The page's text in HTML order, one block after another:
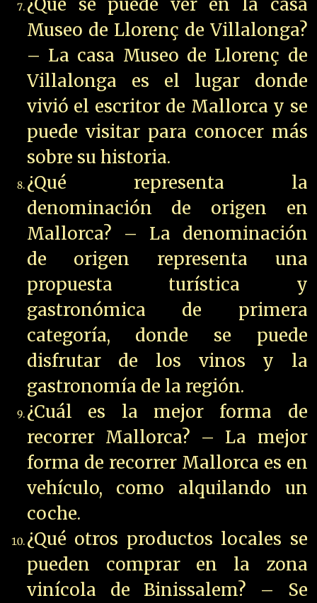
¿Qué se puede ver en la casa
Museo de Llorenç de Villalonga?
– La casa Museo de Llorenç de
Villalonga es el lugar donde
vivió el escritor de Mallorca y se
puede visitar para conocer más
sobre su historia.
¿Qué representa la
denominación de origen en
Mallorca? – La denominación
de origen representa una
propuesta turística y
gastronómica de primera
categoría, donde se puede
disfrutar de los vinos y la
gastronomía de la región.
¿Cuál es la mejor forma de
recorrer Mallorca? – La mejor
forma de recorrer Mallorca es en
vehículo, como alquilando un
coche.
¿Qué otros productos locales se
pueden comprar en la zona
vinícola de Binissalem? – Se